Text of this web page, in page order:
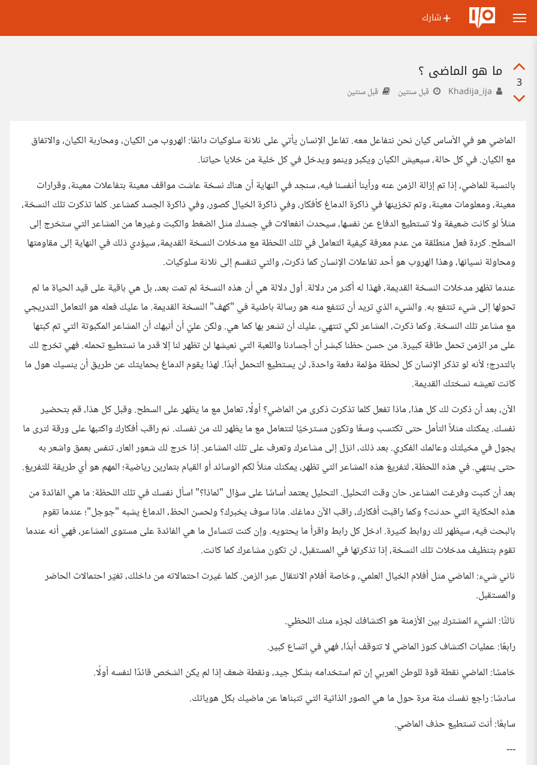
شارك
3
ما هو الماضي ؟
قبل سنتين قبل سنتين
الماضي هو في الأساس كيان نحن نتفاعل معه. تفاعل الإنسان يأتي على ثلاثة سلوكيات دائمًا: الهروب من الكيان، ومحاربة الكيان، والاتفاق
مع الكيان. في كل حالة، سيعيش الكيان ويكبر وينمو ويدخل في كل خلية من خلايا حياتنا.
بالنسبة للماضي، إذا تم إزالة الزمن عنه ورأينا أنفسنا فيه، سنجد في النهاية أن هناك نسخة عاشت مواقف معينة بتفاعلات معينة، وقرارات
معينة، ومعلومات معينة، وتم تخزينها في ذاكرة الدماغ كأفكار، وفي ذاكرة الخيال كصور، وفي ذاكرة الجسد كمشاعر. كلما تذكرت تلك النسخة،
مثلاً لو كانت ضعيفة ولا تستطيع الدفاع عن نفسها، سيحدث انفعالات في جسدك مثل الضغط والكبت وغيرها من المشاعر التي ستخرج إلى
السطح. كردة فعل منطلقة من عدم معرفة كيفية التعامل في تلك اللحظة مع مدخلات النسخة القديمة، سيؤدي ذلك في النهاية إلى مقاومتها
ومحاولة نسيانها، وهذا الهروب هو أحد تفاعلات الإنسان كما ذكرت، والتي تنقسم إلى ثلاثة سلوكيات.
عندما تظهر مدخلات النسخة القديمة، فهذا له أكثر من دلالة. أول دلالة هي أن هذه النسخة لم تمت بعد، بل هي باقية على قيد الحياة ما لم
تحولها إلى شيء تنتفع به. والشيء الذي تريد أن تنتفع منه هو رسالة باطنية في "كهف" النسخة القديمة. ما عليك فعله هو التعامل التدريجي
مع مشاعر تلك النسخة. وكما ذكرت، المشاعر لكي تنتهي، عليك أن تشعر بها كما هي. ولكن عليّ أن أنبهك أن المشاعر المكبوتة التي تم كبتها
على مر الزمن تحمل طاقة كبيرة. من حسن حظنا كبشر أن أجسادنا واللعبة التي نعيشها لن تظهر لنا إلا قدر ما نستطيع تحمله. فهي تخرج لك
بالتدرج؛ لأنه لو تذكر الإنسان كل لحظة مؤلمة دفعة واحدة، لن يستطيع التحمل أبدًا. لهذا يقوم الدماغ بحمايتك عن طريق أن ينسيك هول ما
كانت تعيشه نسختك القديمة.
الآن، بعد أن ذكرت لك كل هذا، ماذا تفعل كلما تذكرت ذكرى من الماضي؟ أولًا، تعامل مع ما يظهر على السطح. وقبل كل هذا، قم بتحضير
نفسك. يمكنك مثلاً التأمل حتى تكتسب وسعًا وتكون مسترخيًا لتتعامل مع ما يظهر لك من نفسك. ثم راقب أفكارك واكتبها على ورقة لترى ما
يجول في مخيلتك وعالمك الفكري. بعد ذلك، انزل إلى مشاعرك وتعرف على تلك المشاعر. إذا خرج لك شعور العار، تنفس بعمق واشعر به
حتى ينتهي. في هذه اللحظة، لتفريغ هذه المشاعر التي تظهر، يمكنك مثلاً لكم الوسائد أو القيام بتمارين رياضية؛ المهم هو أي طريقة للتفريغ.
بعد أن كتبت وفرغت المشاعر، حان وقت التحليل. التحليل يعتمد أساسًا على سؤال "لماذا؟" اسأل نفسك في تلك اللحظة: ما هي الفائدة من
هذه الحكاية التي حدثت؟ وكما راقبت أفكارك، راقب الآن دماغك. ماذا سوف يخبرك؟ ولحسن الحظ، الدماغ يشبه "جوجل"؛ عندما تقوم
بالبحث فيه، سيظهر لك روابط كثيرة. ادخل كل رابط واقرأ ما يحتويه. وإن كنت تتساءل ما هي الفائدة على مستوى المشاعر، فهي أنه عندما
تقوم بتنظيف مدخلات تلك النسخة، إذا تذكرتها في المستقبل، لن تكون مشاعرك كما كانت.
ثاني شيء: الماضي مثل أفلام الخيال العلمي، وخاصة أفلام الانتقال عبر الزمن. كلما غيرت احتمالاته من داخلك، تغيّر احتمالات الحاضر
والمستقبل.
ثالثًا: الشيء المشترك بين الأزمنة هو اكتشافك لجزء منك اللحظي.
رابعًا: عمليات اكتشاف كنوز الماضي لا تتوقف أبدًا، فهي في اتساع كبير.
خامسًا: الماضي نقطة قوة للوطن العربي إن تم استخدامه بشكل جيد، ونقطة ضعف إذا لم يكن الشخص قائدًا لنفسه أولًا.
سادسًا: راجع نفسك مئة مرة حول ما هي الصور الذاتية التي تتبناها عن ماضيك بكل هوياتك.
سابعًا: أنت تستطيع حذف الماضي.
---